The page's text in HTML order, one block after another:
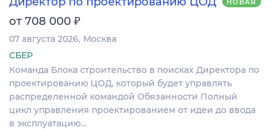
НОВАЯ
от 708 000 ₽
07 августа 2026 Москва
СБЕР
Команда Блока строительство в поисках Директора по
проектированию ЦОД, который будет управлять
распределенной командой Обязанности Полный
цикл управления проектированием от идеи до ввода
в эксплуатацию…